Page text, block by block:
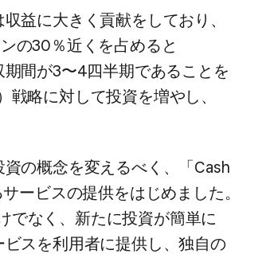
益に​大きく​貢献を​しており、​
の​30％近くを​占めると​
間が​3〜4四半期である​ことを​
戦略に​対して​投資を​増やし、​
の​概念を​変えるべく、​「Cash
ービスの​提供を​はじめました。​
でなく、​新たに​投資が​簡単に​
スを​利用者に​提供し、​独自の​